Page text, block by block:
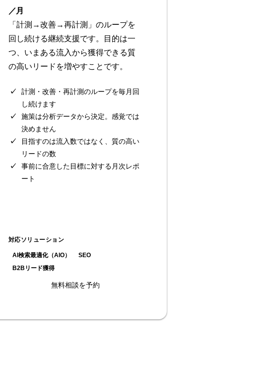
／月
「計測→改善→再計測」のループを
回し続ける継続支援です。目的は一
つ、いまある流入から獲得できる質
の高いリードを増やすことです。
計測・改善・再計測のループを毎月回
し続けます
施策は分析データから決定。感覚では
決めません
目指すのは流入数ではなく、質の高い
リードの数
事前に合意した目標に対する月次レポ
ート
対応ソリューション
AI検索最適化（AIO）
SEO
B2Bリード獲得
無料相談を予約